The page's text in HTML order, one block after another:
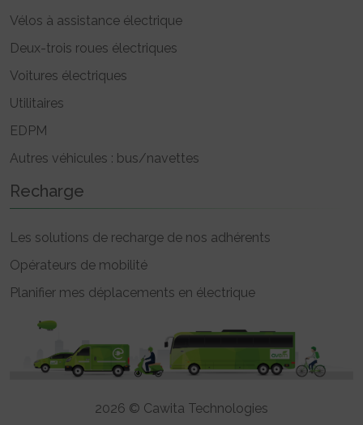
Vélos à assistance électrique
Deux-trois roues électriques
Voitures électriques
Utilitaires
EDPM
Autres véhicules : bus/navettes
Recharge
Les solutions de recharge de nos adhérents
Opérateurs de mobilité
Planifier mes déplacements en électrique
2026 © Cawita Technologies